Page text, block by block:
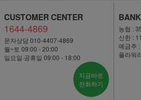
CUSTOMER CENTER
1644-4869
문자상담 010-4407-4869
월~토 09:00 - 20:00
일요일·공휴일 09:00 - 18:00
지금바로
전화하기
농협 :
신한 :
예금주 :
플라워